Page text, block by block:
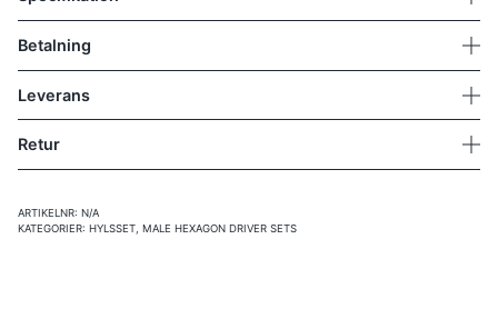
Betalning
Leverans
Retur
ARTIKELNR: N/A
KATEGORIER: HYLSSET MALE HEXAGON DRIVER SETS